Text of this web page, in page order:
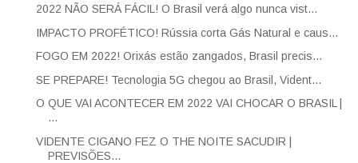
2022 NÃO SERÁ FÁCIL! O Brasil verá algo nunca vist...
IMPACTO PROFÉTICO! Rússia corta Gás Natural e caus...
FOGO EM 2022! Orixás estão zangados, Brasil precis...
SE PREPARE! Tecnologia 5G chegou ao Brasil, Vident...
O QUE VAI ACONTECER EM 2022 VAI CHOCAR O BRASIL |
...
VIDENTE CIGANO FEZ O THE NOITE SACUDIR |
PREVISÕES...